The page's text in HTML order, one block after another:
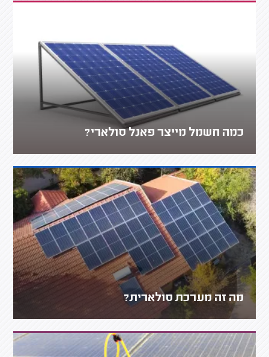
כמה חשמל מייצר פאנל סולארי?
מה זה מערכת סולארית?